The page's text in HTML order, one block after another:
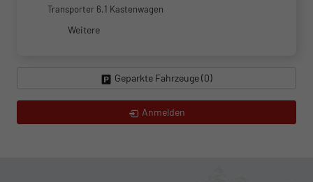
Transporter 6.1 Kastenwagen
Weitere
Geparkte Fahrzeuge (0)
Anmelden